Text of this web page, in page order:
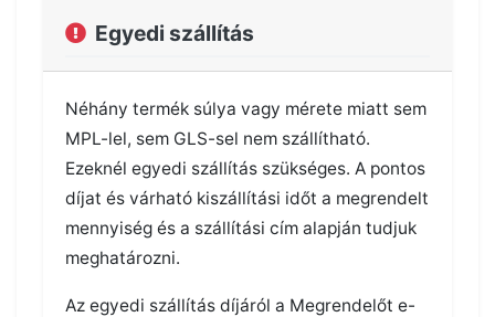
Egyedi szállítás
Néhány termék súlya vagy mérete miatt sem
MPL-lel, sem GLS-sel nem szállítható.
Ezeknél egyedi szállítás szükséges. A pontos
díjat és várható kiszállítási időt a megrendelt
mennyiség és a szállítási cím alapján tudjuk
meghatározni.
Az egyedi szállítás díjáról a Megrendelőt e-